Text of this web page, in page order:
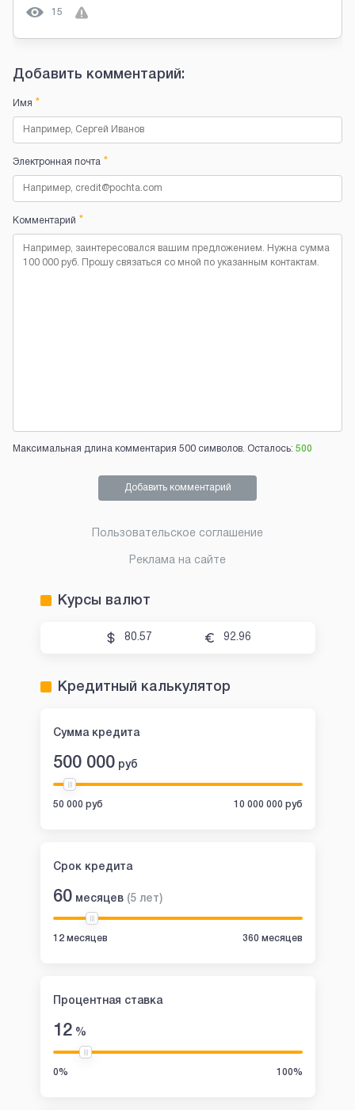
15
Добавить комментарий:
Имя *
Электронная почта *
Комментарий *
Максимальная длина комментария 500 символов. Осталось: 500
Добавить комментарий
Пользовательское соглашение
Реклама на сайте
Курсы валют
80.57 92.96
Кредитный калькулятор
Сумма кредита
500 000 руб
50 000 руб 10 000 000 руб
Срок кредита
60 месяцев (5 лет)
12 месяцев 360 месяцев
Процентная ставка
12%
0% 100%